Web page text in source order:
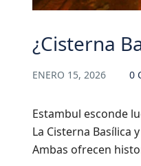
¿Cisterna
ENERO 15, 2026 0
Estambul esconde
La Cisterna Basílica
Ambas ofrecen